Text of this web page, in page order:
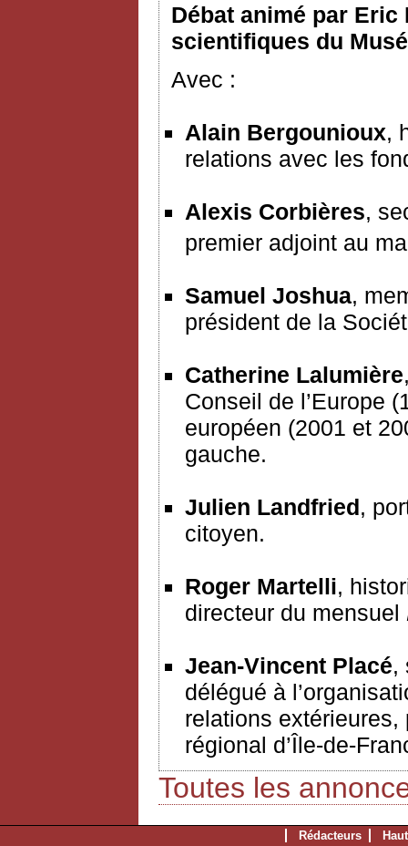
Débat animé par
scientifiques du
Avec :
Alain Bergounioux,
relations avec les
Alexis Corbières,
premier adjoint au
Samuel Joshua,
président de la
Catherine Lalumière
Conseil de l’Europe
européen (2001 et
gauche.
Julien Landfried,
citoyen.
Roger Martelli,
directeur du mensuel
Jean-Vincent Placé,
délégué à
relations
régional d’Île-de-
Toutes les
Rédacteurs